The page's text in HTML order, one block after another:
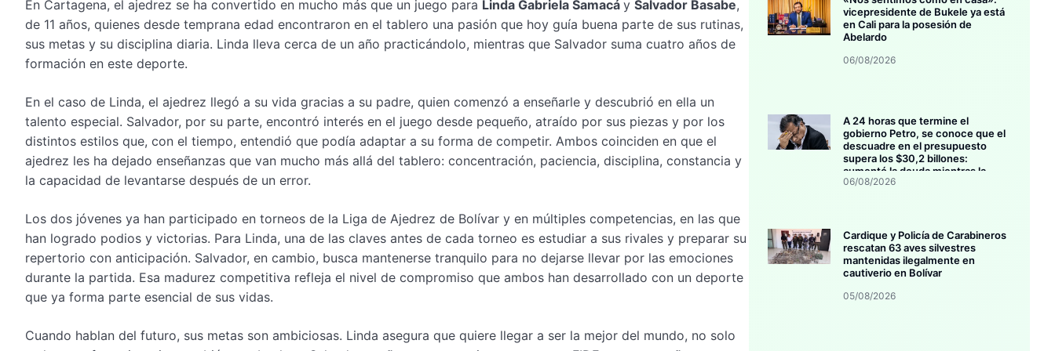
En Cartagena, el ajedrez se ha convertido en mucho más que un juego para Linda Gabriela Samacá y Salvador Basabe,
de 11 años, quienes desde temprana edad encontraron en el tablero una pasión que hoy guía buena parte de sus rutinas,
sus metas y su disciplina diaria. Linda lleva cerca de un año practicándolo, mientras que Salvador suma cuatro años de
formación en este deporte.
En el caso de Linda, el ajedrez llegó a su vida gracias a su padre, quien comenzó a enseñarle y descubrió en ella un
talento especial. Salvador, por su parte, encontró interés en el juego desde pequeño, atraído por sus piezas y por los
distintos estilos que, con el tiempo, entendió que podía adaptar a su forma de competir. Ambos coinciden en que el
ajedrez les ha dejado enseñanzas que van mucho más allá del tablero: concentración, paciencia, disciplina, constancia y
la capacidad de levantarse después de un error.
Los dos jóvenes ya han participado en torneos de la Liga de Ajedrez de Bolívar y en múltiples competencias, en las que
han logrado podios y victorias. Para Linda, una de las claves antes de cada torneo es estudiar a sus rivales y preparar su
repertorio con anticipación. Salvador, en cambio, busca mantenerse tranquilo para no dejarse llevar por las emociones
durante la partida. Esa madurez competitiva refleja el nivel de compromiso que ambos han desarrollado con un deporte
que ya forma parte esencial de sus vidas.
Cuando hablan del futuro, sus metas son ambiciosas. Linda asegura que quiere llegar a ser la mejor del mundo, no solo
vicepresidente de Bukele ya está
en Cali para la posesión de
Abelardo
06/08/2026
A 24 horas que termine el
gobierno Petro, se conoce que el
descuadre en el presupuesto
supera los $30,2 billones:
aumentó la deuda mientras la
inversión se estanca
06/08/2026
Cardique y Policía de Carabineros
rescatan 63 aves silvestres
mantenidas ilegalmente en
cautiverio en Bolívar
05/08/2026